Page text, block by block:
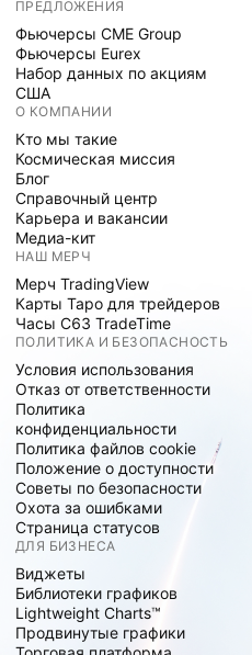
ПРЕДЛОЖЕНИЯ
Фьючерсы CME Group
Фьючерсы Eurex
Набор данных по акциям
США
О КОМПАНИИ
Кто мы такие
Космическая миссия
Блог
Справочный центр
Карьера и вакансии
Медиа-кит
НАШ МЕРЧ
Мерч TradingView
Карты Таро для трейдеров
Часы C63 TradeTime
ПОЛИТИКА И БЕЗОПАСНОСТЬ
Условия использования
Отказ от ответственности
Политика
конфиденциальности
Политика файлов cookie
Положение о доступности
Советы по безопасности
Охота за ошибками
Страница статусов
ДЛЯ БИЗНЕСА
Виджеты
Библиотеки графиков
Lightweight Charts™
Продвинутые графики